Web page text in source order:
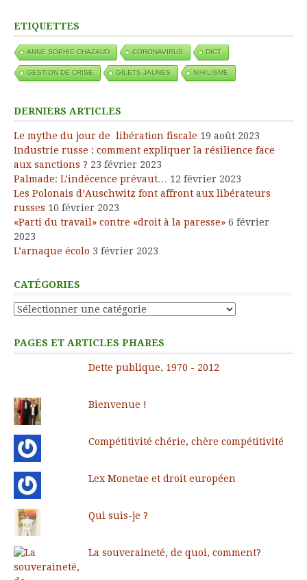
ETIQUETTES
ANNE SOPHIE CHAZAUD CORONAVIRUS DICT
GESTION DE CRISE GILETS JAUNES NIHILISME
DERNIERS ARTICLES
Le mythe du jour de libération fiscale 19 août 2023
Industrie russe : comment expliquer la résilience face
aux sanctions ? 23 février 2023
Palmade: L’indécence prévaut… 12 février 2023
Les Polonais d’Auschwitz font affront aux libérateurs
russes 10 février 2023
«Parti du travail» contre «droit à la paresse» 6 février
2023
L’arnaque écolo 3 février 2023
CATÉGORIES
Catégories
PAGES ET ARTICLES PHARES
Dette publique, 1970 - 2012
Bienvenue !
Compétitivité chérie, chère compétitivité
Lex Monetae et droit européen
Qui suis-je ?
La souveraineté, de quoi, comment?